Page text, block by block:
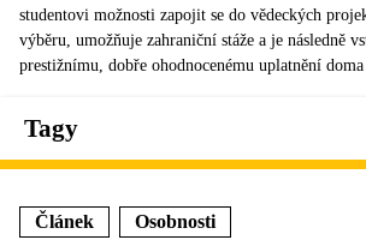
studentovi možnosti zapojit se do vědeckých
výběru, umožňuje zahraniční stáže a je následně
prestižnímu, dobře ohodnocenému uplatnění
Tagy
Článek Osobnosti